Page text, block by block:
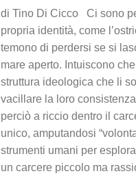
di Tino Di Cicco Ci sono
propria identità, come
temono di perdersi se si
mare aperto. Intuiscono
struttura ideologica che li
vacillare la loro
perciò a riccio dentro il
unico, amputandosi
strumenti umani per
un carcere piccolo ma